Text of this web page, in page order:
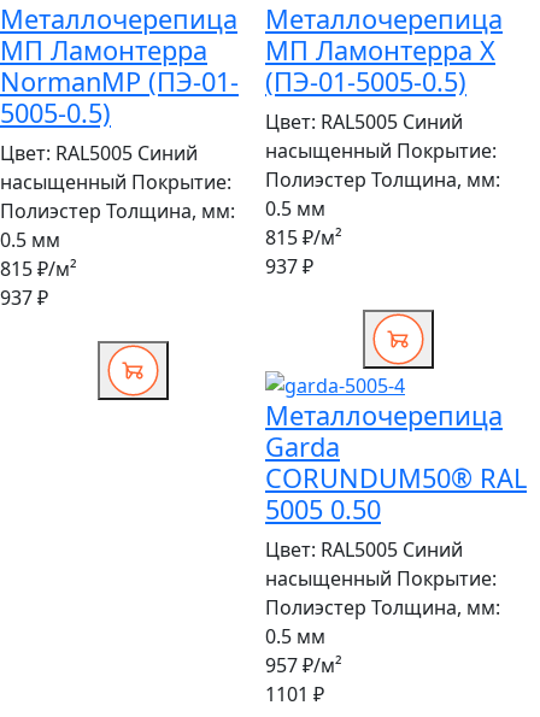
Металлочерепица
МП Ламонтерра
NormanMP (ПЭ-01-
5005-0.5)
Цвет: RAL5005 Синий
насыщенный Покрытие:
Полиэстер Толщина, мм:
0.5 мм
815 ₽/м²
937 ₽
Металлочерепица
МП Ламонтерра X
(ПЭ-01-5005-0.5)
Цвет: RAL5005 Синий
насыщенный Покрытие:
Полиэстер Толщина, мм:
0.5 мм
815 ₽/м²
937 ₽
Металлочерепица
Garda
CORUNDUM50® RAL
5005 0.50
Цвет: RAL5005 Синий
насыщенный Покрытие:
Полиэстер Толщина, мм:
0.5 мм
957 ₽/м²
1101 ₽